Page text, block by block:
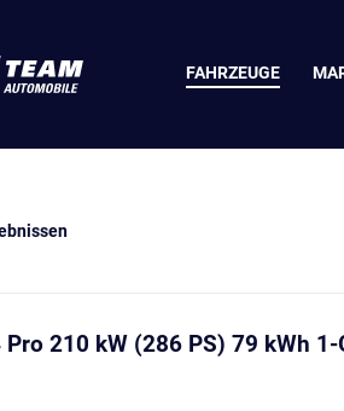
FAHRZEUGE
210 kW (286 PS) 79 kWh